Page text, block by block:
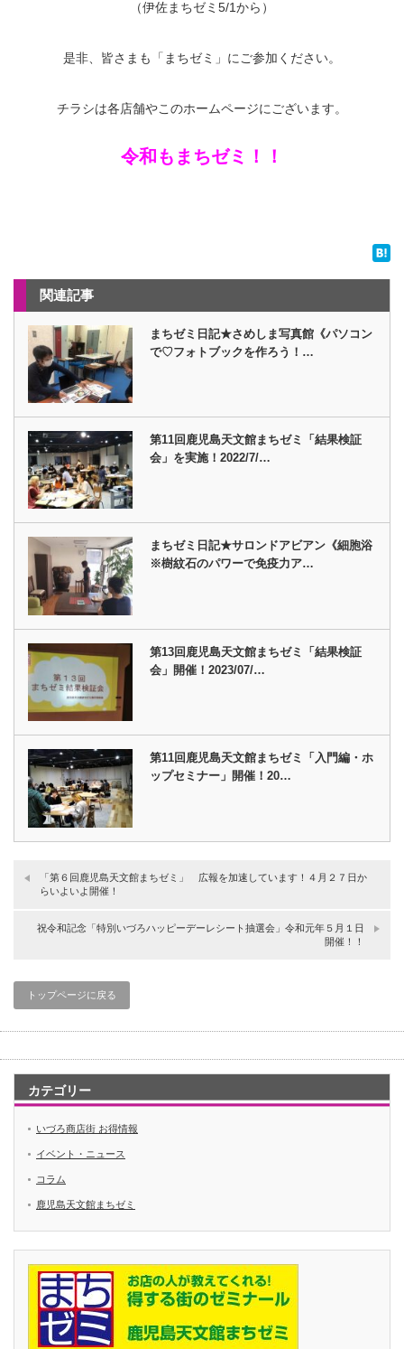
（伊佐まちゼミ5/1から）
是非、皆さまも「まちゼミ」にご参加ください。
チラシは各店舗やこのホームページにございます。
令和もまちゼミ！！
関連記事
まちゼミ日記★さめしま写真館《パソコン
で♡フォトブックを作ろう！…
第11回鹿児島天文館まちゼミ「結果検証
会」を実施！2022/7/…
まちゼミ日記★サロンドアビアン《細胞浴
※樹紋石のパワーで免疫力ア…
第13回鹿児島天文館まちゼミ「結果検証
会」開催！2023/07/…
第11回鹿児島天文館まちゼミ「入門編・ホ
ップセミナー」開催！20…
「第６回鹿児島天文館まちゼミ」 広報を加速しています！４月２７日か
らいよいよ開催！
祝令和記念「特別いづろハッピーデーレシート抽選会」令和元年５月１日
開催！！
トップページに戻る
カテゴリー
いづろ商店街 お得情報
イベント・ニュース
コラム
鹿児島天文館まちゼミ